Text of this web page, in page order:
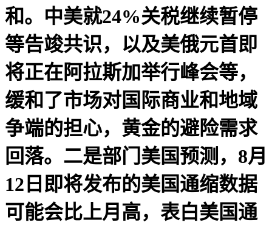
和。中美就24%关税继续暂停
等告竣共识，以及美俄元首即
将正在阿拉斯加举行峰会等，
缓和了市场对国际商业和地域
争端的担心，黄金的避险需求
回落。二是部门美国预测，8月
12日即将发布的美国通缩数据
可能会比上月高，表白美国通